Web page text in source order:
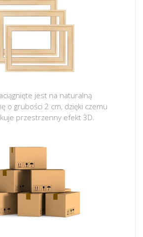
jest na naturalną
o grubości 2 cm, dzięki czemu
przestrzenny efekt 3D.